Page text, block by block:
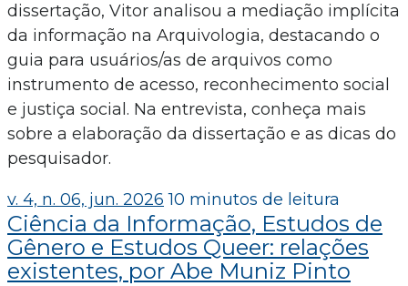
dissertação, Vitor analisou a mediação implícita
da informação na Arquivologia, destacando o
guia para usuários/as de arquivos como
instrumento de acesso, reconhecimento social
e justiça social. Na entrevista, conheça mais
sobre a elaboração da dissertação e as dicas do
pesquisador.
v. 4, n. 06, jun. 2026 10 minutos de leitura
Ciência da Informação, Estudos de
Gênero e Estudos Queer: relações
existentes, por Abe Muniz Pinto